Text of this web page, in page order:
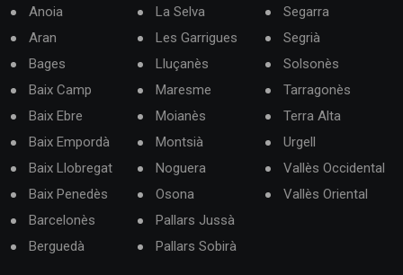
Anoia
Aran
Bages
Baix Camp
Baix Ebre
Baix Empordà
Baix Llobregat
Baix Penedès
Barcelonès
Berguedà
La Selva
Les Garrigues
Lluçanès
Maresme
Moianès
Montsià
Noguera
Osona
Pallars Jussà
Pallars Sobirà
Segarra
Segrià
Solsonès
Tarragonès
Terra Alta
Urgell
Vallès Occidental
Vallès Oriental